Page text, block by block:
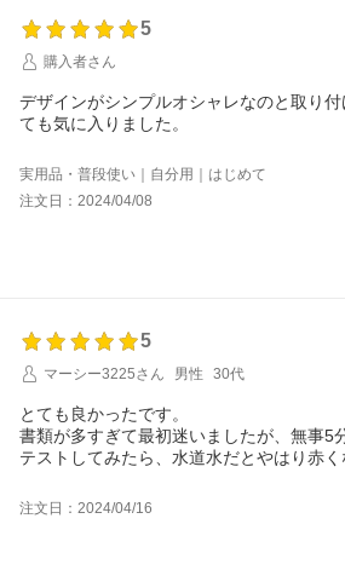
5
購入者さん
デザインがシンプルオシャレなのと取り
ても気に入りました。
実用品・普段使い｜自分用｜はじめて
注文日：2024/04/08
5
マーシー3225さん
男性 30代
とても良かったです。
書類が多すぎて最初迷いましたが、無事5
テストしてみたら、水道水だとやはり赤く
注文日：2024/04/16